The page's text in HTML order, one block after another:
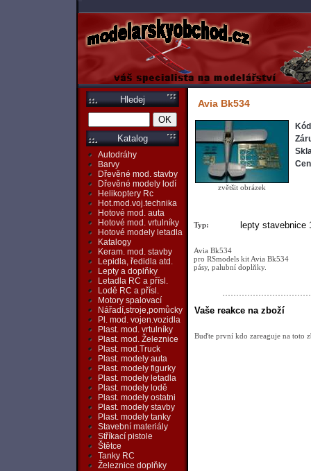
Hledej
Katalog
Autodráhy
Barvy
Dřevěné mod. stavby
Dřevěné modely lodí
Helikoptery Rc
Hot.mod.voj.technika
Hotové mod. auta
Hotové mod. vrtulníky
Hotové modely letadla
Katalogy
Keram. mod. stavby
Lepidla, ředidla atd.
Lepty a doplňky
Letadla RC a přísl.
Lodě RC a přísl.
Motory spalovací
Nářadí,stroje,pomůcky
Pl. mod. vojen.vozidla
Plast. mod. vrtulníky
Plast. mod. Železnice
Plast. mod.Truck
Plast. modely auta
Plast. modely figurky
Plast. modely letadla
Plast. modely lodě
Plast. modely ostatni
Plast. modely stavby
Plast. modely tanky
Stavební materiály
Stříkací pistole
Štětce
Tanky RC
Železnice doplňky
Avia Bk534
zvětšit obrázek
Typ: lepty stavebnice
Avia Bk534
pro RSmodels kit Avia Bk534
pásy, palubní doplňky.
Vaše reakce na zboží
Buďte první kdo zareaguje na toto